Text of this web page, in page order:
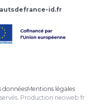
id.fr
donnéesMentions légales
Production neoweb.fr